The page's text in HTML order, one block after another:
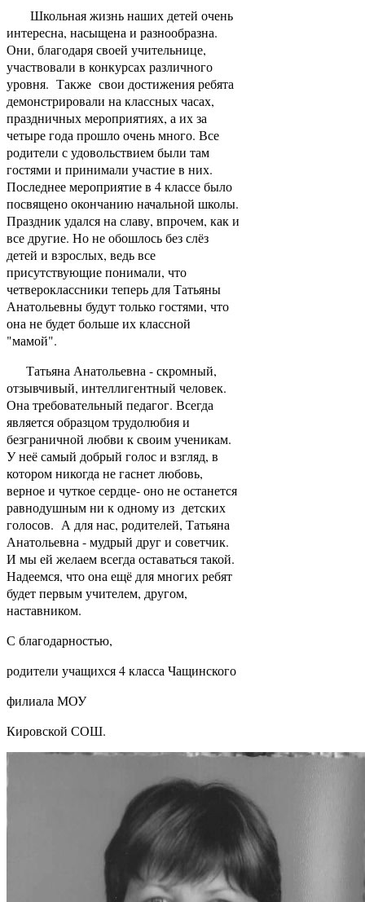
Школьная жизнь наших детей очень
интересна, насыщена и разнообразна.
Они, благодаря своей учительнице,
участвовали в конкурсах различного
уровня. Также свои достижения ребята
демонстрировали на классных часах,
праздничных мероприятиях, а их за
четыре года прошло очень много. Все
родители с удовольствием были там
гостями и принимали участие в них.
Последнее мероприятие в 4 классе было
посвящено окончанию начальной школы.
Праздник удался на славу, впрочем, как и
все другие. Но не обошлось без слёз
детей и взрослых, ведь все
присутствующие понимали, что
четвероклассники теперь для Татьяны
Анатольевны будут только гостями, что
она не будет больше их классной
"мамой".
Татьяна Анатольевна - скромный,
отзывчивый, интеллигентный человек.
Она требовательный педагог. Всегда
является образцом трудолюбия и
безграничной любви к своим ученикам.
У неё самый добрый голос и взгляд, в
котором никогда не гаснет любовь,
верное и чуткое сердце- оно не останется
равнодушным ни к одному из детских
голосов. А для нас, родителей, Татьяна
Анатольевна - мудрый друг и советчик.
И мы ей желаем всегда оставаться такой.
Надеемся, что она ещё для многих ребят
будет первым учителем, другом,
наставником.
С благодарностью,
родители учащихся 4 класса Чащинского
филиала МОУ
Кировской СОШ.